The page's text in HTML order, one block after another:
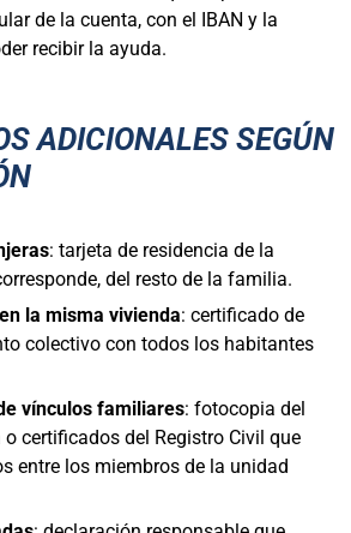
de la cuenta, con el IBAN y la
recibir la ayuda.
ADICIONALES SEGÚN
: tarjeta de residencia de la
del resto de la familia.
la misma vivienda: certificado de
colectivo con todos los habitantes
vínculos familiares: fotocopia del
certificados del Registro Civil que
entre los miembros de la unidad